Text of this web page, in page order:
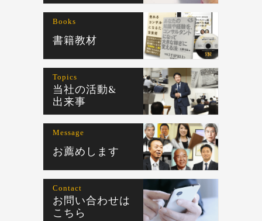
Books
書籍教材
Topics
当社の活動&
出来事
Message
お薦めします
Contact
お問い合わせは
こちら